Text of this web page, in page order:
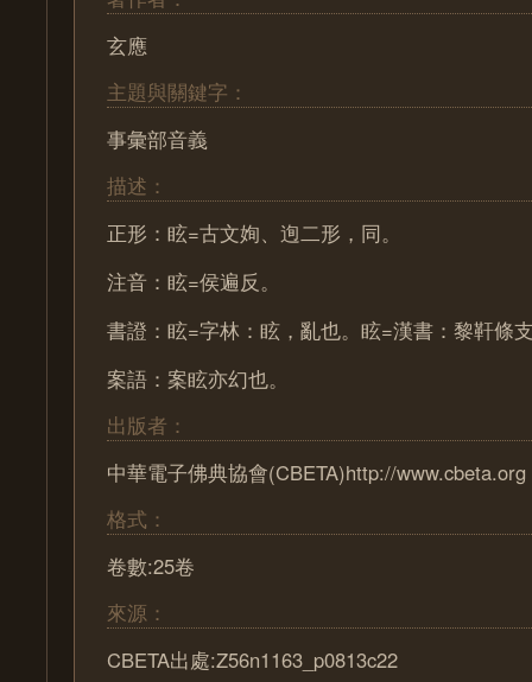
玄應
主題與關鍵字：
事彙部音義
描述：
正形：眩=古文姰、迿二形，同。
注音：眩=侯遍反。
書證：眩=字林：眩，亂也。眩=漢書：黎靬條
案語：案眩亦幻也。
出版者：
中華電子佛典協會(CBETA)http://www.cbeta.org
格式：
卷數:25卷
來源：
CBETA出處:Z56n1163_p0813c22